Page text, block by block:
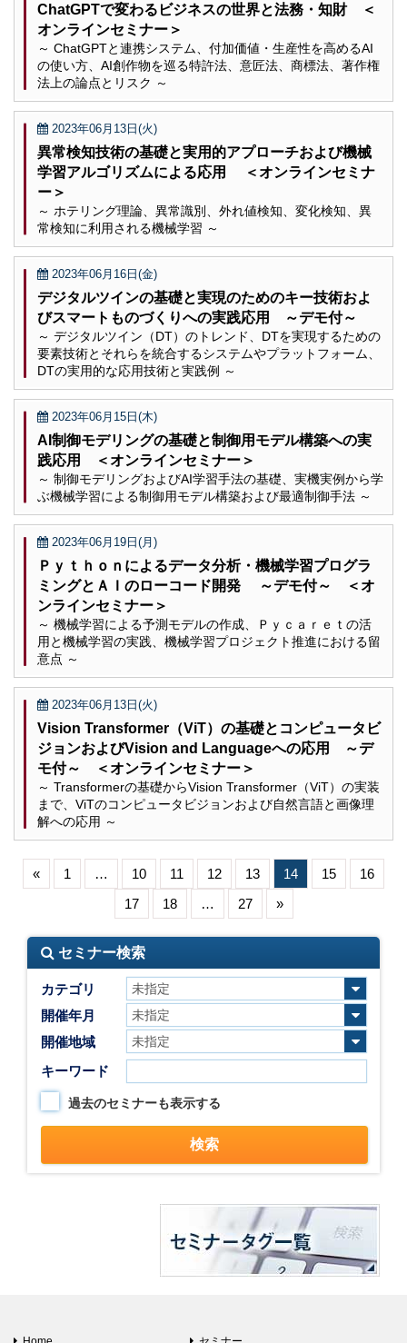
ChatGPTで変わるビジネスの世界と法務・知財 ＜
オンラインセミナー＞
～ ChatGPTと連携システム、付加価値・生産性を高めるAI
の使い方、AI創作物を巡る特許法、意匠法、商標法、著作権
法上の論点とリスク ～
2023年06月13日(火)
異常検知技術の基礎と実用的アプローチおよび機械
学習アルゴリズムによる応用 ＜オンラインセミナ
ー＞
～ ホテリング理論、異常識別、外れ値検知、変化検知、異
常検知に利用される機械学習 ～
2023年06月16日(金)
デジタルツインの基礎と実現のためのキー技術およ
びスマートものづくりへの実践応用 ～デモ付～
～ デジタルツイン（DT）のトレンド、DTを実現するための
要素技術とそれらを統合するシステムやプラットフォーム、
DTの実用的な応用技術と実践例 ～
2023年06月15日(木)
AI制御モデリングの基礎と制御用モデル構築への実
践応用 ＜オンラインセミナー＞
～ 制御モデリングおよびAI学習手法の基礎、実機実例から学
ぶ機械学習による制御用モデル構築および最適制御手法 ～
2023年06月19日(月)
Ｐｙｔｈｏｎによるデータ分析・機械学習プログラ
ミングとＡＩのローコード開発 ～デモ付～ ＜オ
ンラインセミナー＞
～ 機械学習による予測モデルの作成、Ｐｙｃａｒｅｔの活
用と機械学習の実践、機械学習プロジェクト推進における留
意点 ～
2023年06月13日(火)
Vision Transformer（ViT）の基礎とコンピュータビ
ジョンおよびVision and Languageへの応用 ～デ
モ付～ ＜オンラインセミナー＞
～ Transformerの基礎からVision Transformer（ViT）の実装
まで、ViTのコンピュータビジョンおよび自然言語と画像理
解への応用 ～
« 1 … 10 11 12 13 14 15
16
17
18 … 27 »
セミナー検索
カテゴリ
開催年月
開催地域
キーワード
過去のセミナーも表示する